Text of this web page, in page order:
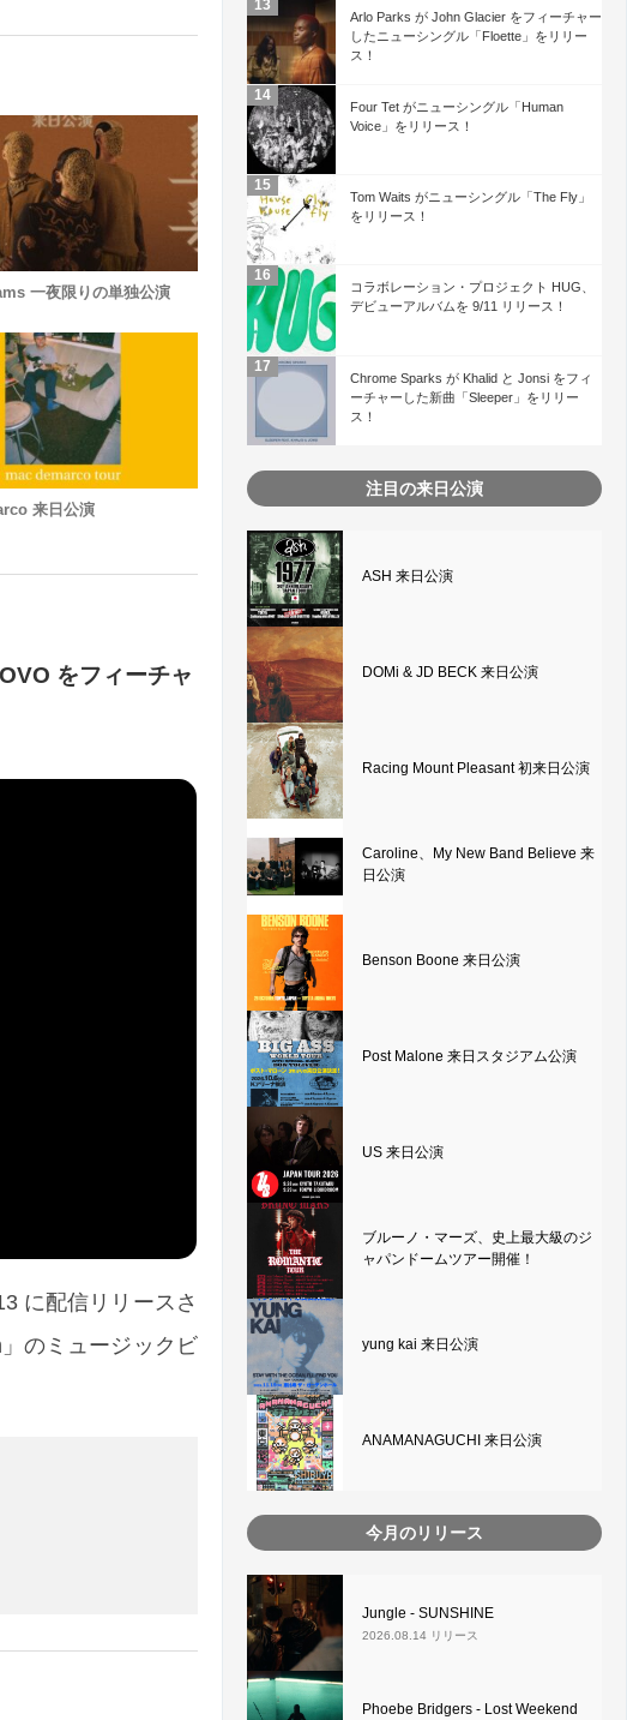
一夜限りの単独公演
来日公演
をフィーチャ
に配信リリースさ
のミュージックビ
Arlo Parks が John Glacier をフィーチャー
したニューシングル「Floette」をリリー
ス！
Four Tet がニューシングル「Human
Voice」をリリース！
Tom Waits がニューシングル「The Fly」
をリリース！
コラボレーション・プロジェクト HUG、
デビューアルバムを 9/11 リリース！
Chrome Sparks が Khalid と Jonsi をフィ
ーチャーした新曲「Sleeper」をリリー
ス！
注目の来日公演
ASH 来日公演
DOMi & JD BECK 来日公演
Racing Mount Pleasant 初来日公演
Caroline、My New Band Believe 来
日公演
Benson Boone 来日公演
Post Malone 来日スタジアム公演
US 来日公演
ブルーノ・マーズ、史上最大級のジ
ャパンドームツアー開催！
yung kai 来日公演
ANAMANAGUCHI 来日公演
今月のリリース
Jungle - SUNSHINE
2026.08.14 リリース
Phoebe Bridgers - Lost Weekend